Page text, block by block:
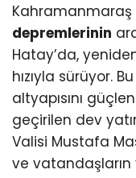
Kahramanmaraş
depremlerinin
Hatay’da,
hızıyla sürüyor.
altyapısını
geçirilen dev
Valisi Mustafa
ve